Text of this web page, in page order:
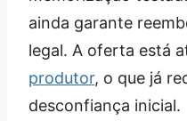
ainda garante
legal. A oferta está
produtor, o que já
desconfiança inicial.